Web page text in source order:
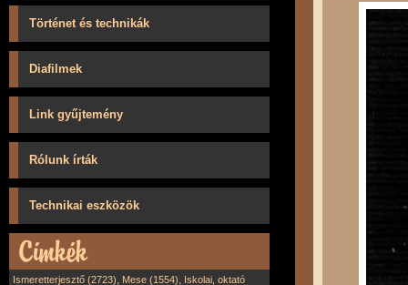
Történet és technikák
Diafilmek
Link gyűjtemény
Rólunk írták
Technikai eszközök
Ismeretterjesztő (2723), Mese (1554), Iskolai, oktató